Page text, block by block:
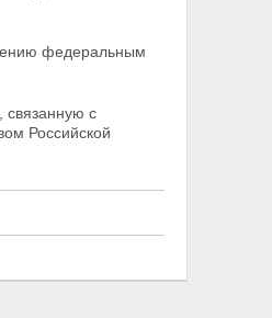
федеральным
связанную с
Российской